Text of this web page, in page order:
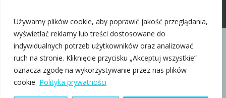
Używamy plików cookie, aby poprawić jakość przeglądania,
wyświetlać reklamy lub treści dostosowane do
indywidualnych potrzeb użytkowników oraz analizować
ruch na stronie. Kliknięcie przycisku „Akceptuj wszystkie”
oznacza zgodę na wykorzystywanie przez nas plików
cookie. Polityka prywatności
Copyright © 2010-2026 nabiegowkach.pl